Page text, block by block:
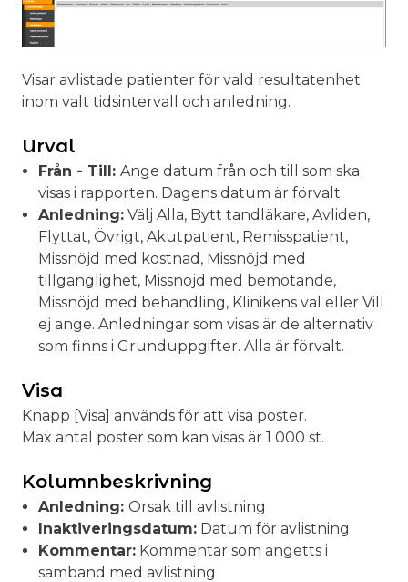
Visar avlistade patienter för vald resultatenhet
inom valt tidsintervall och anledning.
Urval
Från - Till: Ange datum från och till som ska
visas i rapporten. Dagens datum är förvalt
Anledning: Välj Alla, Bytt tandläkare, Avliden,
Flyttat, Övrigt, Akutpatient, Remisspatient,
Missnöjd med kostnad, Missnöjd med
tillgänglighet, Missnöjd med bemötande,
Missnöjd med behandling, Klinikens val eller Vill
ej ange. Anledningar som visas är de alternativ
som finns i Grunduppgifter. Alla är förvalt.
Visa
Knapp [Visa] används för att visa poster.
Max antal poster som kan visas är 1 000 st.
Kolumnbeskrivning
Anledning: Orsak till avlistning
Inaktiveringsdatum: Datum för avlistning
Kommentar: Kommentar som angetts i
samband med avlistning